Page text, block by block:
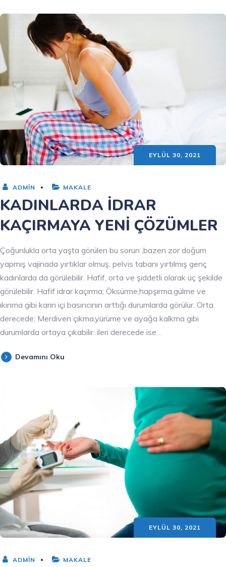
EYLÜL 30, 2021
ADMIN MAKALE
KADINLARDA İDRAR
KAÇIRMAYA YENİ ÇÖZÜMLER
Çoğunlukla orta yaşta görülen bu sorun ,bazen zor doğum
yapmış vajinada yırtıklar olmuş, pelvis tabanı yırtılmış genç
kadınlarda da görülebilir. Hafif, orta ve şiddetli olarak üç şekilde
görülebilir. Hafif idrar kaçırma; Öksürme,hapşırma,gülme ve
ıkınma gibi karın içi basıncının arttığı durumlarda görülür. Orta
derecede; Merdiven çıkma,yürüme ve ayağa kalkma gibi
durumlarda ortaya çıkabilir. ileri derecede ise…
Devamını Oku
EYLÜL 30, 2021
ADMIN MAKALE